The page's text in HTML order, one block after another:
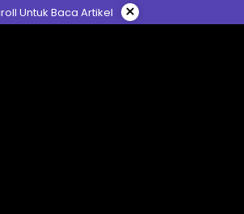
Untuk Baca Artikel ×